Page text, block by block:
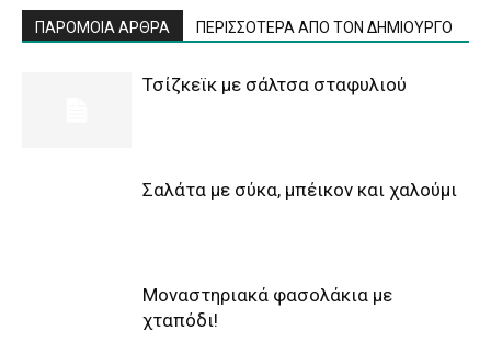
ΠΑΡΟΜΟΙΑ ΑΡΘΡΑ ΠΕΡΙΣΣΟΤΕΡΑ ΑΠΟ ΤΟΝ ΔΗΜΙΟΥΡΓΟ
Τσίζκεϊκ με σάλτσα σταφυλιού
Σαλάτα με σύκα, μπέικον και χαλούμι
Μοναστηριακά φασολάκια με
χταπόδι!